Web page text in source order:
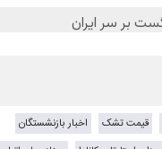
قیمت تشک
اخبار بازنشستگان